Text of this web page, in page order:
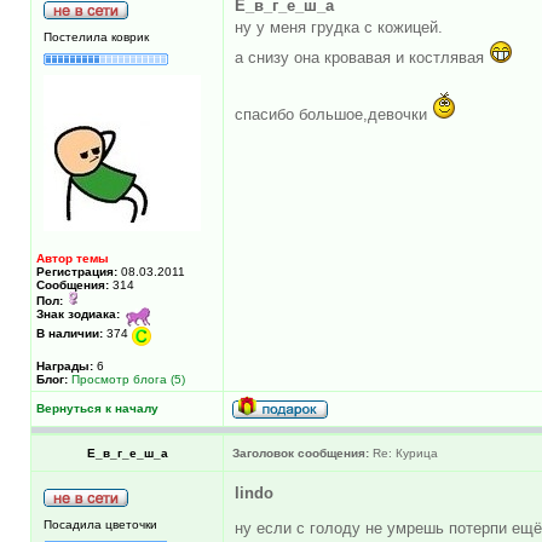
Постелила коврик
Автор темы
Регистрация: 08.03.2011
Сообщения: 314
Пол:
Знак зодиака:
В наличии: 374
Награды: 6
Блог: Просмотр блога (5)
Е_в_г_е_ш_а
ну у меня грудка с кожицей.
а снизу она кровавая и костлявая
спасибо большое,девочки
Вернуться к началу
Е_в_г_е_ш_а Заголовок сообщения: Re: Курица
Посадила цветочки
lindo
ну если с голоду не умрешь потерпи